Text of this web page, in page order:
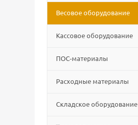
Весовое оборудование
Кассовое оборудование
ПОС-материалы
Расходные материалы
Складское оборудование